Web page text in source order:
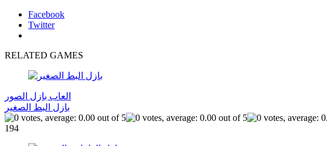
Facebook
Twitter
RELATED GAMES
العاب بازل الصور
بازل البط الصغير
194